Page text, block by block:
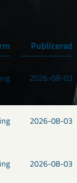
Publicerad
2026-08-03
2026-08-03
2026-08-03